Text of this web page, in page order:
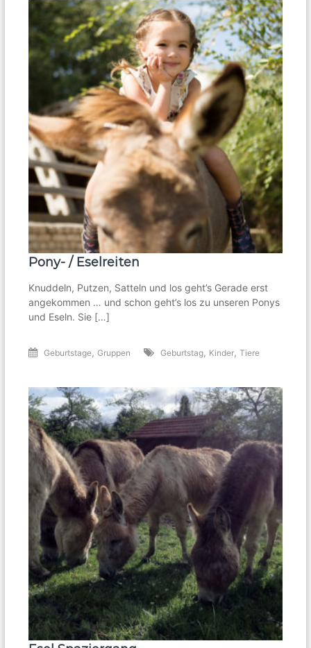
Pony- / Eselreiten
Knuddeln, Putzen, Satteln und los geht’s Gerade erst
angekommen … und schon geht’s los zu unseren Ponys
und Eseln. Sie […]
Geburtstage,Gruppen Geburtstag, Kinder,Tiere